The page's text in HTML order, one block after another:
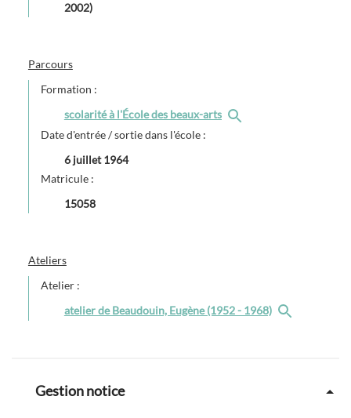
2002)
Parcours
Formation :
scolarité à l'École des beaux-arts
Date d'entrée / sortie dans l'école :
6 juillet 1964
Matricule :
15058
Ateliers
Atelier :
atelier de Beaudouin, Eugène (1952 - 1968)
Gestion notice